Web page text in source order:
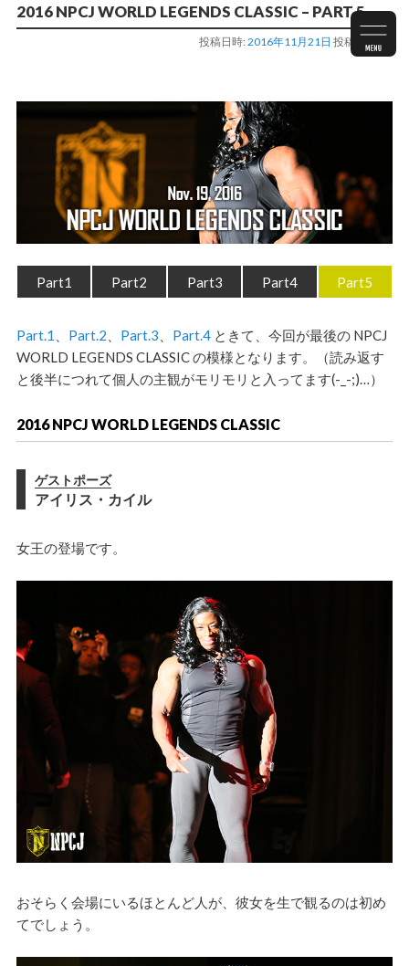
2016 NPCJ WORLD LEGENDS CLASSIC – PART 5
投稿日時:2016年11月21日 投稿者:staff
Part1 Part2 Part3 Part4 Part5
Part.1 Part.2 Part.3 Part.4ときて、今回が最後の NPCJ
WORLD LEGENDS CLASSICの模様となります。（読み返す
と後半につれて個人の主観がモリモリと入ってます(-_-;)…）
2016 NPCJ WORLD LEGENDS CLASSIC
ゲストポーズ
アイリス・カイル
女王の登場です。
おそらく会場にいるほとんど人が、彼女を生で観るのは初め
てでしょう。